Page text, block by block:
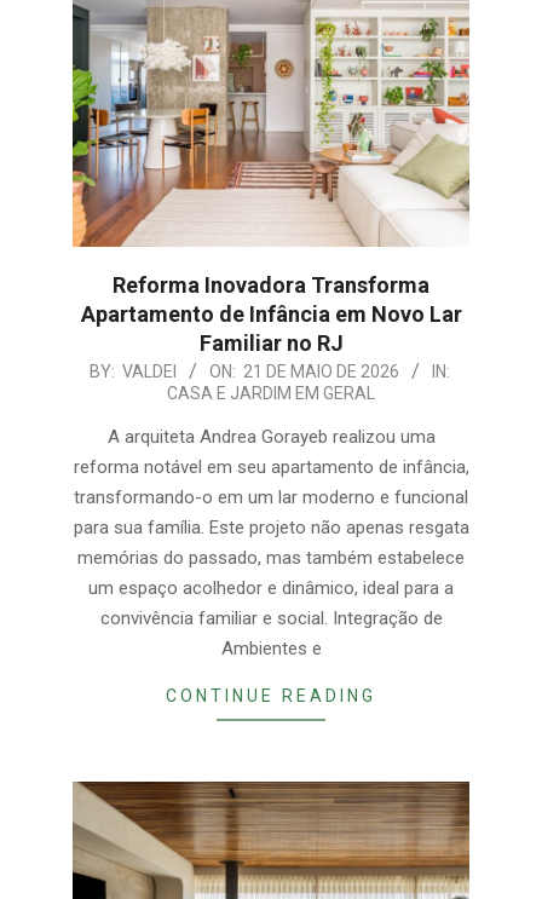
Reforma Inovadora Transforma
Apartamento de Infância em Novo Lar
Familiar no RJ
2026-
BY: VALDEI ON: 21 DE MAIO DE 2026
IN:
CASA E JARDIM EM GERAL
A arquiteta Andrea Gorayeb realizou uma
reforma notável em seu apartamento de infância,
transformando-o em um lar moderno e funcional
para sua família. Este projeto não apenas resgata
memórias do passado, mas também estabelece
um espaço acolhedor e dinâmico, ideal para a
convivência familiar e social. Integração de
Ambientes e
CONTINUE READING